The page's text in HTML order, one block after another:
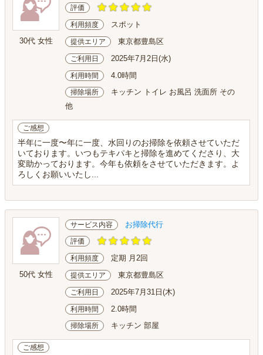
30代 女性
評価
利用頻度 スポット
提供エリア 東京都豊島区
ご利用日 2025年7月2日(水)
利用時間 4.0時間
掃除場所
キッチン トイレ お風呂 洗面所 その
他
ご感想
半年に一度〜年に一度、水回りのお掃除を依頼させていただ
いております。いつもテキパキと掃除を進めてくださり、大
変助かっております。今年も依頼をさせていただきます。よ
ろしくお願いいたし...
50代 女性
サービス内容 お掃除代行
評価
利用頻度 定期 月2回
提供エリア 東京都豊島区
ご利用日 2025年7月31日(木)
利用時間 2.0時間
掃除場所 キッチン 部屋
ご感想